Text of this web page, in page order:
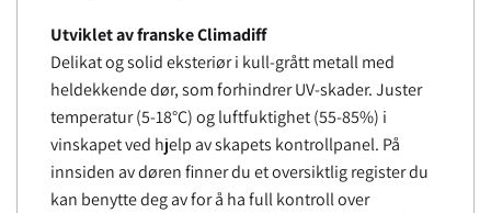
Utviklet av franske Climadiff
Delikat og solid eksteriør i kull-grått metall med
heldekkende dør, som forhindrer UV-skader. Juster
temperatur (5-18°C) og luftfuktighet (55-85%) i
vinskapet ved hjelp av skapets kontrollpanel. På
innsiden av døren finner du et oversiktlig register du
kan benytte deg av for å ha full kontroll over